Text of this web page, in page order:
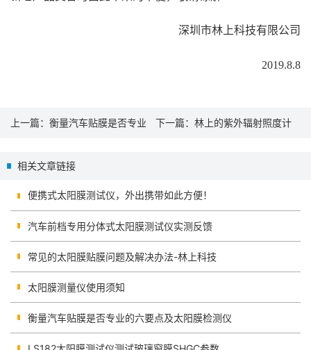
深圳市林上科技有限公司
2019.8.8
上一篇： 衡量汽车贴膜是否专业 下一篇： 林上的紫外辐射照度计
相关文章链接
便携式太阳膜测试仪，外出携带如此方便！
汽车前档专用分体式太阳膜测试仪实测反馈
常见的太阳膜贴膜问题及解决办法-林上科技
太阳膜测量仪使用须知
衡量汽车贴膜是否专业的六要点及太阳膜检测仪